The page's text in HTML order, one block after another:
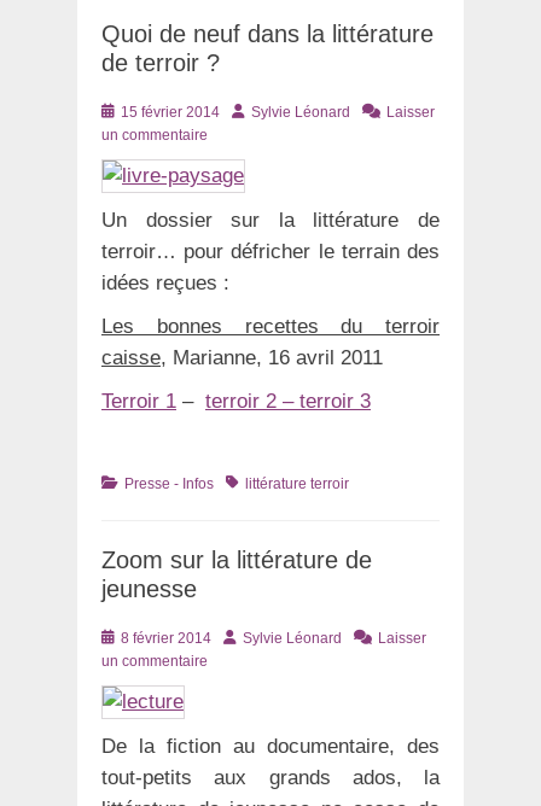
Quoi de neuf dans la littérature
de terroir ?
Posté
le
15 février 2014 AuteurSylvie Léonard
Laisser
un commentaire
Un dossier sur la littérature de
terroir… pour défricher le terrain des
idées reçues :
Les bonnes recettes du terroir
caisse, Marianne, 16 avril 2011
Terroir 1 – terroir 2 – terroir 3
Catégories
Presse - Infos Tagslittérature terroir
Zoom sur la littérature de
jeunesse
Posté
le
8 février 2014 AuteurSylvie Léonard
Laisser
un commentaire
De la fiction au documentaire, des
tout-petits aux grands ados, la